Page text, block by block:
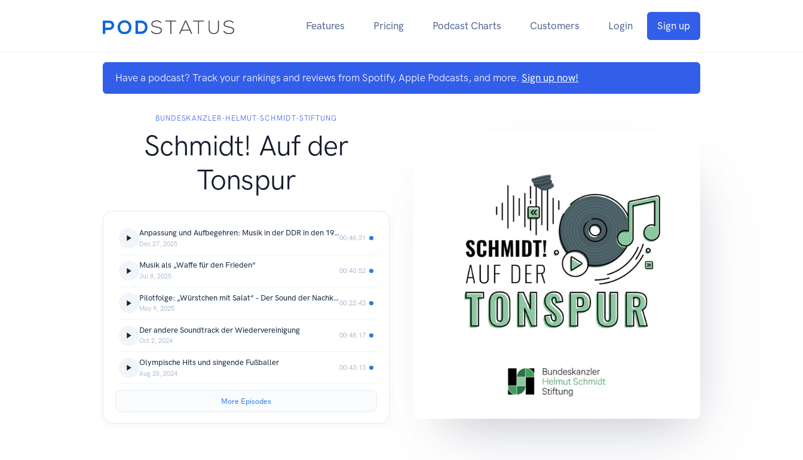
Features Pricing Podcast Charts Customers Login Sign up
Have a podcast? Track your rankings and reviews from Spotify, Apple Podcasts, and more. Sign up now!
BUNDESKANZLER-HELMUT-SCHMIDT-STIFTUNG
Schmidt! Auf der
Tonspur
Anpassung und Aufbegehren: Musik in der DDR in den 1970er- und 1980er-Jahren
Dec 27, 2025
00:46:31
Musik als „Waffe für den Frieden“
Jul 8, 2025
00:40:52
Pilotfolge: „Würstchen mit Salat“ – Der Sound der Nachkriegszeit
May 9, 2025
00:22:43
Der andere Soundtrack der Wiedervereinigung
Oct 2, 2024
00:48:17
Olympische Hits und singende Fußballer
Aug 28, 2024
00:43:13
More Episodes